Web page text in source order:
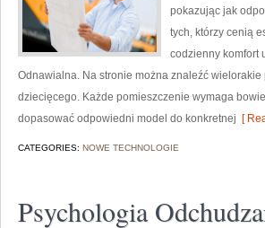
pokazując jak
tych, którzy cenią
codzienny komfort
Odnawialna. Na stronie można znaleźć
dziecięcego. Każde pomieszczenie wymaga
dopasować odpowiedni model do konkretnej [
CATEGORIES: NOWE TECHNOLOGIE
Psychologia